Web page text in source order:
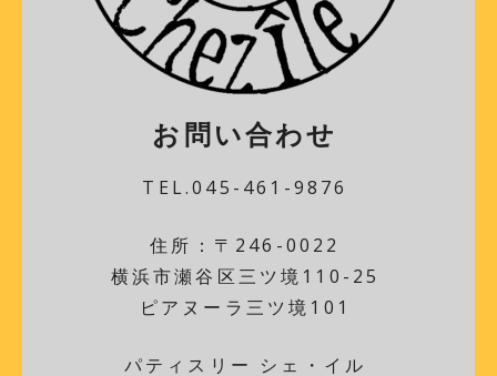
お問い合わせ
TEL.045-461-9876
住所：〒246-0022
横浜市瀬谷区三ツ境110-25
ピアヌーラ三ツ境101
パティスリー シェ・イル